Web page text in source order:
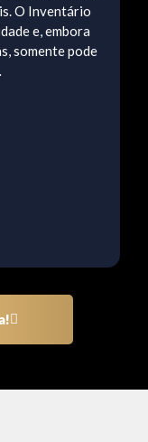
O Inventário
e, embora
somente pode